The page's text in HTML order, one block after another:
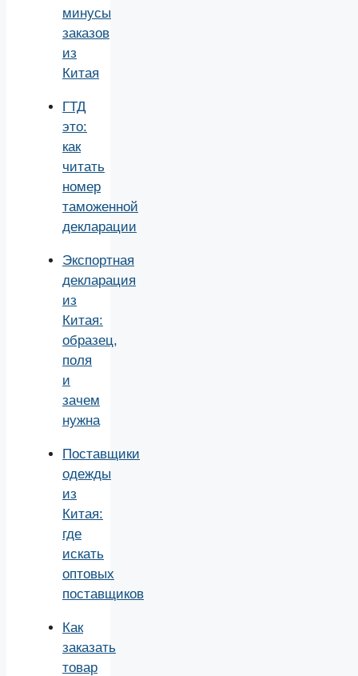
минусы
заказов
из
Китая
ГТД
это:
как
читать
номер
таможенной
декларации
Экспортная
декларация
из
Китая:
образец,
поля
и
зачем
нужна
Поставщики
одежды
из
Китая:
где
искать
оптовых
поставщиков
Как
заказать
товар